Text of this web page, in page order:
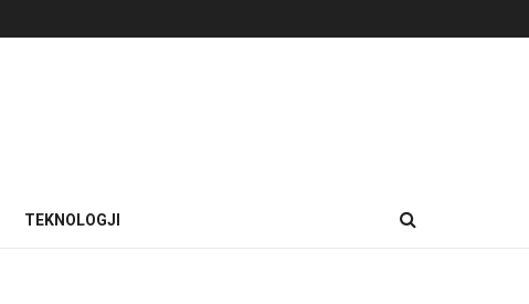
TEKNOLOGJI